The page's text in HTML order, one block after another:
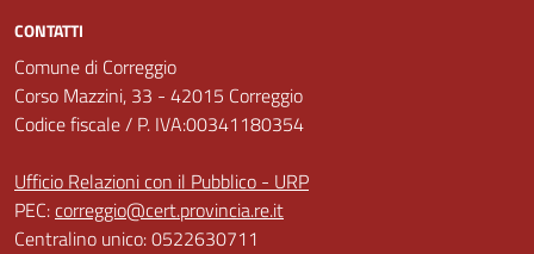
CONTATTI
Comune di Correggio
Corso Mazzini, 33 - 42015 Correggio
Codice fiscale / P. IVA:00341180354
Ufficio Relazioni con il Pubblico - URP
PEC:correggio@cert.provincia.re.it
Centralino unico: 0522630711